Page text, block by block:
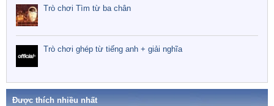
Trò chơi Tìm từ ba chân
Trò chơi ghép từ tiếng anh + giải nghĩa
Được thích nhiều nhất